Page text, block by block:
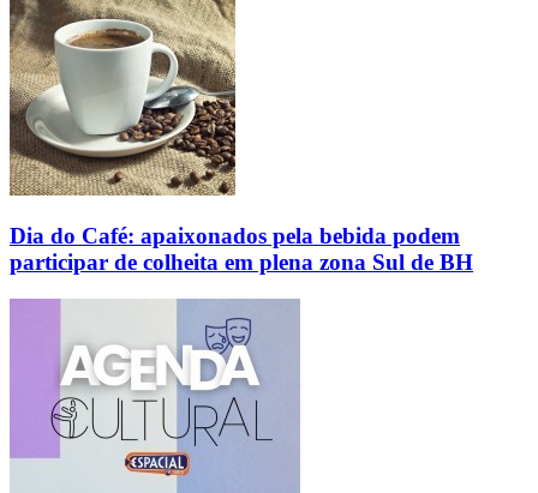
Dia do Café: apaixonados pela bebida podem
participar de colheita em plena zona Sul de BH